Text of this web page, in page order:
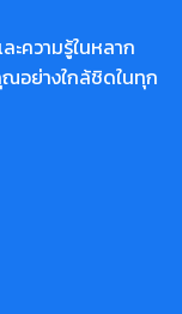
ความรู้ในหลาก
ณอย่างใกล้ชิดในทุก